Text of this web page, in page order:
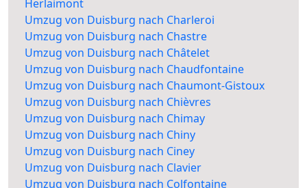
Herlaimont
Umzug von Duisburg nach Charleroi
Umzug von Duisburg nach Chastre
Umzug von Duisburg nach Châtelet
Umzug von Duisburg nach Chaudfontaine
Umzug von Duisburg nach Chaumont-Gistoux
Umzug von Duisburg nach Chièvres
Umzug von Duisburg nach Chimay
Umzug von Duisburg nach Chiny
Umzug von Duisburg nach Ciney
Umzug von Duisburg nach Clavier
Umzug von Duisburg nach Colfontaine